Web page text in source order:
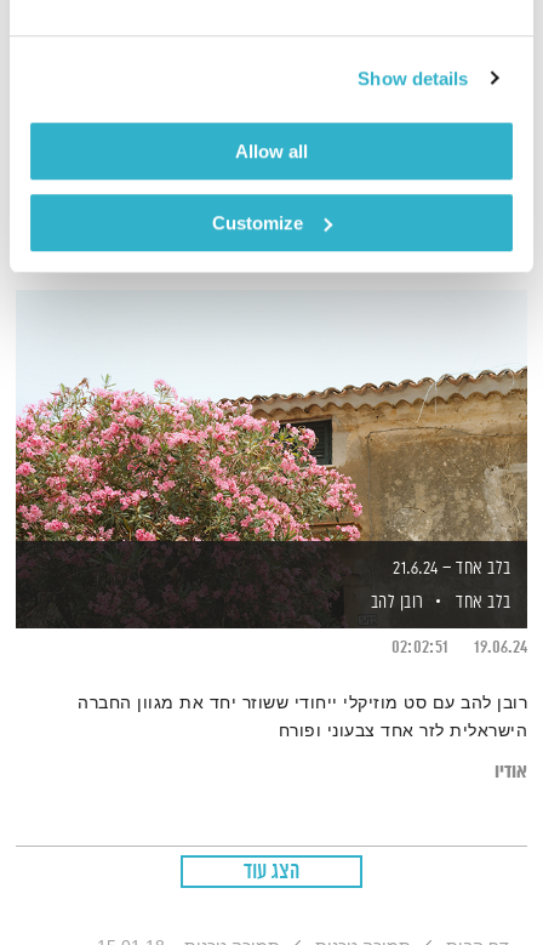
Show details
Allow all
Customize
יוסי בבליקי מקבל את סופהשבוע עם הרבה מוזיקה טובה ואירוח
בלב אחד – 21.6.24
בלב אחד
רובן להב
19.06.24
02:02:51
רובן להב עם סט מוזיקלי ייחודי ששוזר יחד את מגוון החברה
הישראלית לזר אחד צבעוני ופורח
אודיו
הצג עוד